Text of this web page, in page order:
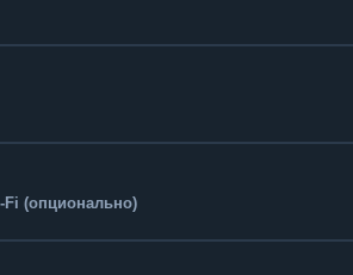
Fi (опционально)